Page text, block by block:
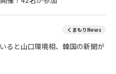
くまもりNews
ると山口環境相、韓国の新聞が